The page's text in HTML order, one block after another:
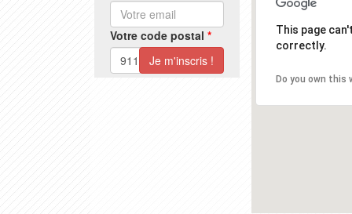
Votre code postal *
This page
correctly.
Do you own this